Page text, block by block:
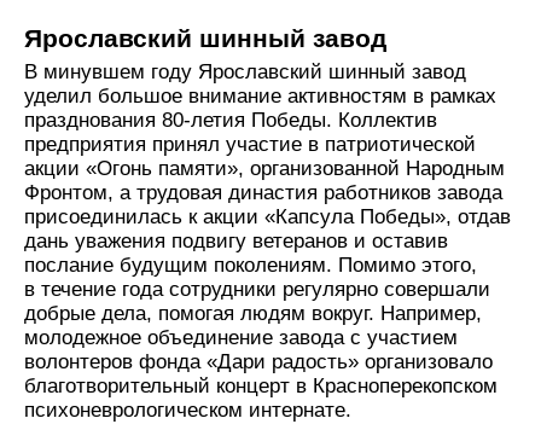
Ярославский шинный завод
В минувшем году Ярославский шинный завод
уделил большое внимание активностям в рамках
празднования 80-летия Победы. Коллектив
предприятия принял участие в патриотической
акции «Огонь памяти», организованной Народным
Фронтом, а трудовая династия работников завода
присоединилась к акции «Капсула Победы», отдав
дань уважения подвигу ветеранов и оставив
послание будущим поколениям. Помимо этого,
в течение года сотрудники регулярно совершали
добрые дела, помогая людям вокруг. Например,
молодежное объединение завода с участием
волонтеров фонда «Дари радость» организовало
благотворительный концерт в Красноперекопском
психоневрологическом интернате.